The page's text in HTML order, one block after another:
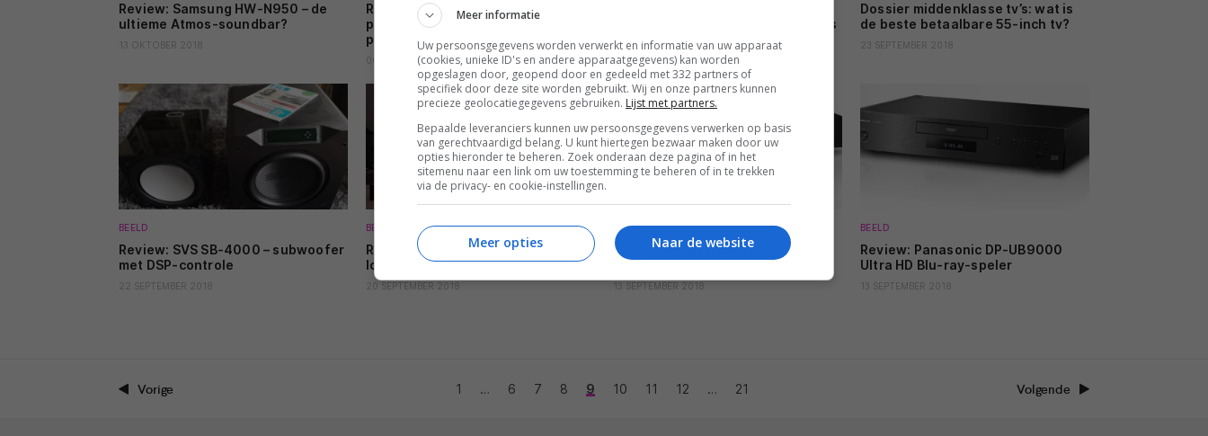
Review: Samsung HW-N950 – de
ultieme Atmos-soundbar?
13 OKTOBER 2018
Review: Teufel Cinebar Pro –
premium soundbar met stevige
prijs
06 OKTOBER 2018
betaalbare Dolby Atmos-speakers
29 SEPTEMBER 2018
Dossier middenklasse tv’s: wat is
de beste betaalbare 55-inch tv?
23 SEPTEMBER 2018
BEELD
Review: SVS SB-4000 – subwoofer
met DSP-controle
22 SEPTEMBER 2018
BEELD
Review: Sony KD-65ZF9 Ultra HD
lcd-tv
20 SEPTEMBER 2018
BEELD
Review: Panasonic DP-UB9004
Ultra HD Blu-ray-speler
13 SEPTEMBER 2018
BEELD
Review: Panasonic DP-UB9000
Ultra HD Blu-ray-speler
13 SEPTEMBER 2018
1 … 6 7 8 9 10 11 12 … 21
Vorige Volgende
Meer informatie
Uw persoonsgegevens worden verwerkt en informatie van uw apparaat
(cookies, unieke ID's en andere apparaatgegevens) kan worden
opgeslagen door, geopend door en gedeeld met 332 partners of
specifiek door deze site worden gebruikt. Wij en onze partners kunnen
precieze geolocatiegegevens gebruiken. Lijst met partners.
Bepaalde leveranciers kunnen uw persoonsgegevens verwerken op basis
van gerechtvaardigd belang. U kunt hiertegen bezwaar maken door uw
opties hieronder te beheren. Zoek onderaan deze pagina of in het
sitemenu naar een link om uw toestemming te beheren of in te trekken
via de privacy- en cookie-instellingen.
Naar de website
Meer opties